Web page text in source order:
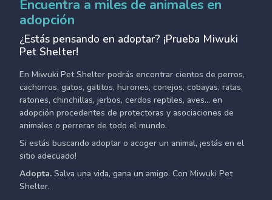
Encuentra a miles de animales en
adopción
¿Estás pensando en adoptar? ¡Prueba Miwuki
Pet Shelter!
En Miwuki Pet Shelter podrás encontrar cientos de perros,
cachorros, gatos, gatitos, hurones, conejos, cobayas, ratas,
ratones, chinchillas, jerbos, cerdos reptiles, aves... en
adopción procedentes de protectoras y asociaciones de
animales o perreras de todo el mundo.
Si estás buscando adoptar o acoger un animal, ¡estás en el
sitio adecuado!
Adopta. Salva una vida, gana un amigo. Con Miwuki Pet
Shelter.